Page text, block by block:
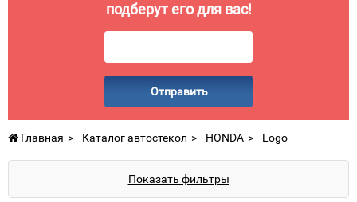
подберут его для вас!
Отправить
Главная Каталог автостекол HONDA Logo
Показать фильтры